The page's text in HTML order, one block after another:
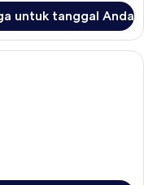
untuk tanggal Anda
brankas, meja kerja, dan